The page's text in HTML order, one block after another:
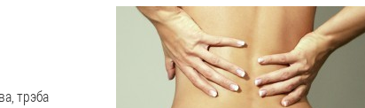
трэба